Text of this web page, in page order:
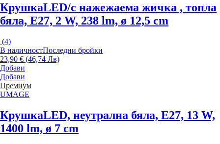
КрушкаLED/с нажежаема жичка , топла
бяла, E27, 2 W, 238 lm, ø 12,5 cm
(4)
В наличностПоследни бройки
23,90 € (46,74 Лв)
Добави
Добави
Премиум
UMAGE
КрушкаLED, неутрална бяла, E27, 13 W,
1400 lm, ø 7 cm